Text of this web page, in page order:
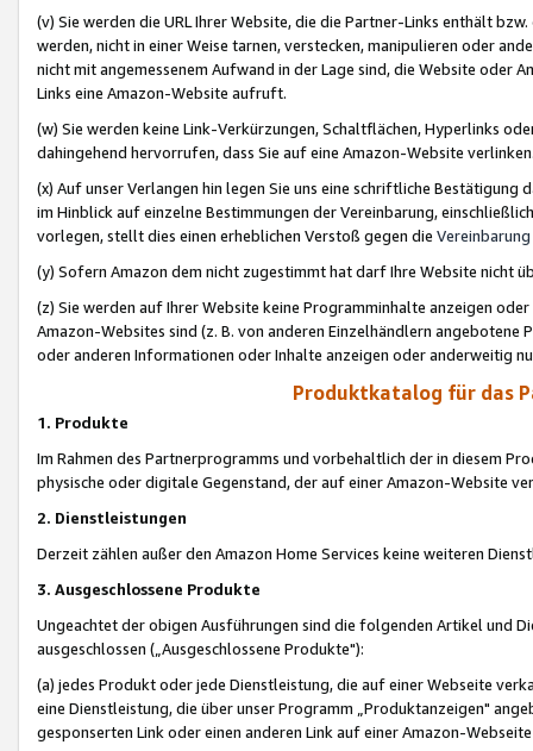
(v) Sie werden die URL Ihrer Website, die die Partner-Links enthält
werden, nicht in einer Weise tarnen, verstecken, manipulieren oder
nicht mit angemessenem Aufwand in der Lage sind, die Website oder
Links eine Amazon-Website aufruft.
(w) Sie werden keine Link-Verkürzungen, Schaltflächen, Hyperlinks
dahingehend hervorrufen, dass Sie auf eine Amazon-Website
(x) Auf unser Verlangen hin legen Sie uns eine schriftliche
im Hinblick auf einzelne Bestimmungen der Vereinbarung,
vorlegen, stellt dies einen erheblichen Verstoß gegen die Vereinbarung
(y) Sofern Amazon dem nicht zugestimmt hat darf Ihre Website nicht
(z) Sie werden auf Ihrer Website keine Programminhalte anzeigen
Amazon-Websites sind (z. B. von anderen Einzelhändlern
oder anderen Informationen oder Inhalte anzeigen oder anderweitig
Produktkatalog für das
1. Produkte
Im Rahmen des Partnerprogramms und vorbehaltlich der in diesem
physische oder digitale Gegenstand, der auf einer Amazon-Website
2. Dienstleistungen
Derzeit zählen außer den Amazon Home Services keine weiteren
3. Ausgeschlossene Produkte
Ungeachtet der obigen Ausführungen sind die folgenden Artikel und
ausgeschlossen („Ausgeschlossene Produkte"):
(a) jedes Produkt oder jede Dienstleistung, die auf einer Webseite
eine Dienstleistung, die über unser Programm „Produktanzeigen"
gesponserten Link oder einen anderen Link auf einer Amazon-